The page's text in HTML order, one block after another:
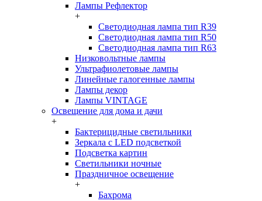
Лампы Рефлектор
+
Светодиодная лампа тип R39
Светодиодная лампа тип R50
Светодиодная лампа тип R63
Низковольтные лампы
Ультрафиолетовые лампы
Линейные галогенные лампы
Лампы декор
Лампы VINTAGE
Освещение для дома и дачи
+
Бактерицидные светильники
Зеркала с LED подсветкой
Подсветка картин
Светильники ночные
Праздничное освещение
+
Бахрома